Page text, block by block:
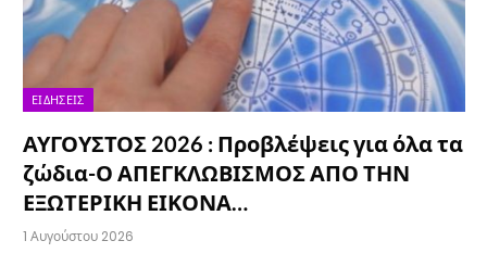
ΕΙΔΉΣΕΙΣ
ΑΥΓΟΥΣΤΟΣ 2026 : Προβλέψεις για όλα τα
ζώδια-Ο ΑΠΕΓΚΛΩΒΙΣΜΟΣ ΑΠΟ ΤΗΝ
ΕΞΩΤΕΡΙΚΗ ΕΙΚΟΝΑ…
1 Αυγούστου 2026